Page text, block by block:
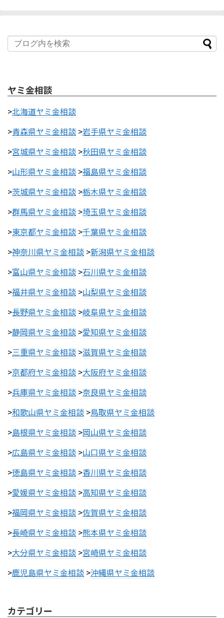
ヤミ金相談
>北海道ヤミ金相談
>青森県ヤミ金相談 >岩手県ヤミ金相談
>宮城県ヤミ金相談 >秋田県ヤミ金相談
>山形県ヤミ金相談 >福島県ヤミ金相談
>茨城県ヤミ金相談 >栃木県ヤミ金相談
>群馬県ヤミ金相談 >埼玉県ヤミ金相談
>東京都ヤミ金相談 >千葉県ヤミ金相談
>神奈川県ヤミ金相談 >新潟県ヤミ金相談
>富山県ヤミ金相談 >石川県ヤミ金相談
>福井県ヤミ金相談 >山梨県ヤミ金相談
>長野県ヤミ金相談 >岐阜県ヤミ金相談
>静岡県ヤミ金相談 >愛知県ヤミ金相談
>三重県ヤミ金相談 >滋賀県ヤミ金相談
>京都府ヤミ金相談 >大阪府ヤミ金相談
>兵庫県ヤミ金相談 >奈良県ヤミ金相談
>和歌山県ヤミ金相談 >鳥取県ヤミ金相談
>島根県ヤミ金相談 >岡山県ヤミ金相談
>広島県ヤミ金相談 >山口県ヤミ金相談
>徳島県ヤミ金相談 >香川県ヤミ金相談
>愛媛県ヤミ金相談 >高知県ヤミ金相談
>福岡県ヤミ金相談 >佐賀県ヤミ金相談
>長崎県ヤミ金相談 >熊本県ヤミ金相談
>大分県ヤミ金相談 >宮崎県ヤミ金相談
>鹿児島県ヤミ金相談 >沖縄県ヤミ金相談
カテゴリー